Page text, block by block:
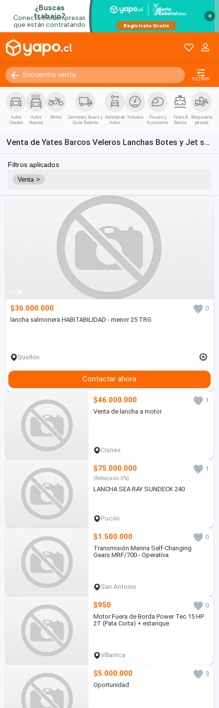
×
FILTRAR
Autos
Usados
Autos
Nuevos
Motos
Camiones, Buses y
Casa Rodante
Arriendo de
Autos
Yo busco
Piezas y
Accesorios
Yates &
Barcos
Maquinaria
pesada
Venta de Yates Barcos Veleros Lanchas Botes y Jet skis en Chile
Filtros aplicados
Venta >
1/10
$36.000.000
0
lancha salmonera HABITABILIDAD - menor 25 TRG
Quellón
Contactar ahora
$46.000.000
1
Venta de lancha a motor
Cisnes
$75.000.000 1
(Rebajado 5%)
LANCHA SEA RAY SUNDECK 240
Pucón
$1.500.000
0
Transmisión Marina Self-Changing
Gears MRF/700 - Operativa
San Antonio
$950
0
Motor Fuera de Borda Power Tec 15 HP
2T (Pata Corta) + estanque
Villarrica
$5.000.000
3
Oportunidad